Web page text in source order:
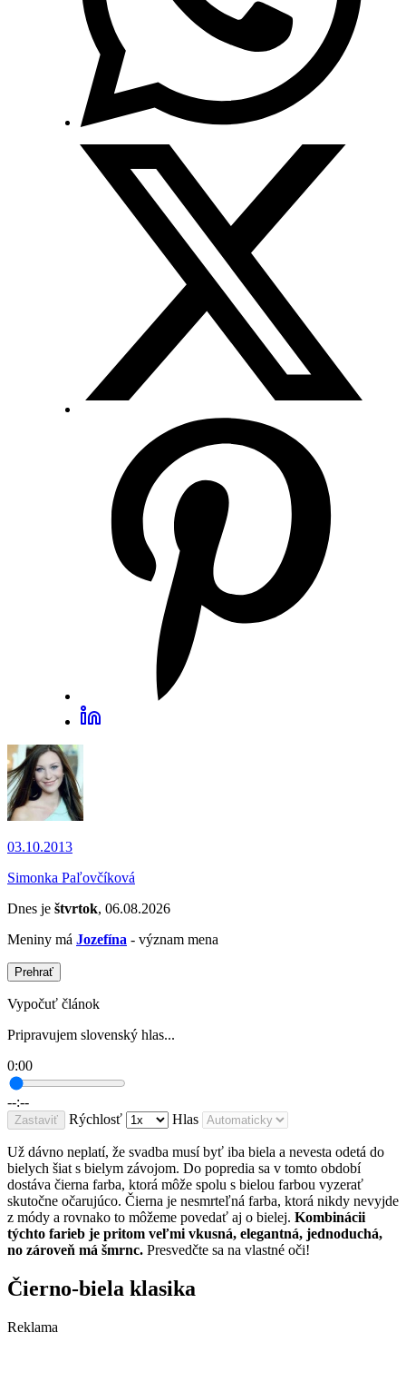
03.10.2013
Simonka Paľovčíková
Dnes je štvrtok, 06.08.2026
Meniny má Jozefína - význam mena
Prehrať
Vypočuť článok
Pripravujem slovenský hlas...
0:00
--:--
Zastaviť Rýchlosť Hlas
Už dávno neplatí, že svadba musí byť iba biela a nevesta odetá do
bielych šiat s bielym závojom. Do popredia sa v tomto období
dostáva čierna farba, ktorá môže spolu s bielou farbou vyzerať
skutočne očarujúco. Čierna je nesmrteľná farba, ktorá nikdy nevyjde
z módy a rovnako to môžeme povedať aj o bielej. Kombinácii
týchto farieb je pritom veľmi vkusná, elegantná, jednoduchá,
no zároveň má šmrnc. Presvedčte sa na vlastné oči!
Čierno-biela klasika
Reklama